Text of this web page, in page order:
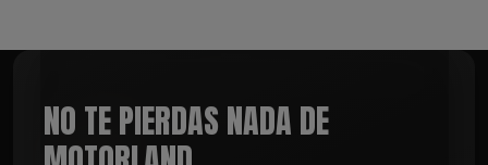
NO TE PIERDAS NADA DE